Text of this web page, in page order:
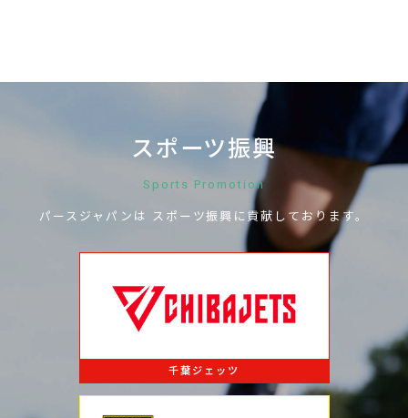
スポーツ振興
Sports Promotion
パースジャパンは スポーツ振興に貢献しております。
千葉ジェッツ